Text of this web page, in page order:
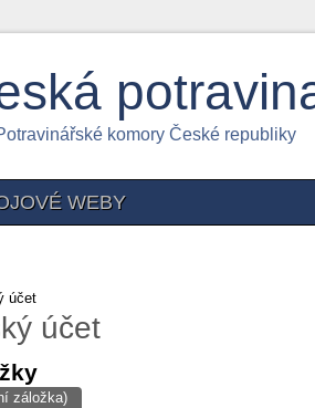
komory České republiky
WEBY
účet
účet
záložka)